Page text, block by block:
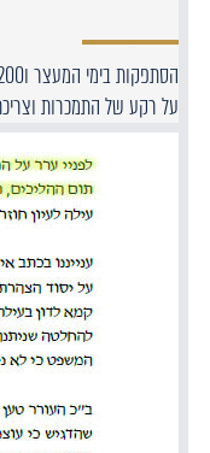
על רקע של התמכרות